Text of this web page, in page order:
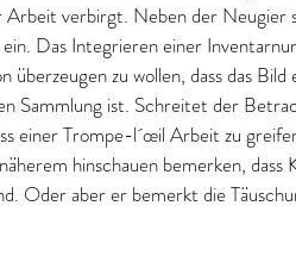
verbirgt. Neben der Neugier
Das Integrieren einer
zu wollen, dass das
Sammlung ist. Schreitet der
einer Trompe-l´œil Arbeit zu
hinschauen bemerken, dass
Oder aber er bemerkt die